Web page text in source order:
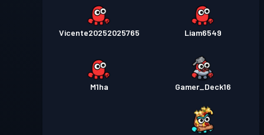
Przepustka bojowa Premium
Season 1
Poziom
30
Vicente20252025765 Liam6549
M1ha Gamer_Deck16